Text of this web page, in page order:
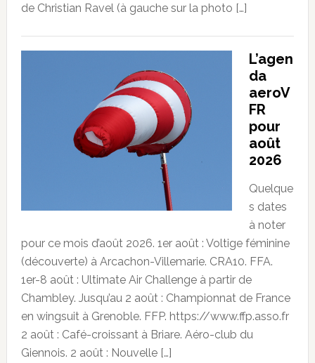
de Christian Ravel (à gauche sur la photo […]
L’agen
da
aeroV
FR
pour
août
2026
Quelque
s dates
à noter
pour ce mois d’août 2026. 1er août : Voltige féminine
(découverte) à Arcachon-Villemarie. CRA10. FFA.
1er-8 août : Ultimate Air Challenge à partir de
Chambley. Jusqu’au 2 août : Championnat de France
en wingsuit à Grenoble. FFP. https://www.ffp.asso.fr
2 août : Café-croissant à Briare. Aéro-club du
Giennois. 2 août : Nouvelle […]